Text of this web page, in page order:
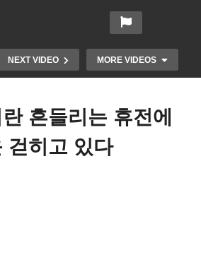
NEXT VIDEO MORE VIDEOS
흔들리는 휴전에
걷히고 있다